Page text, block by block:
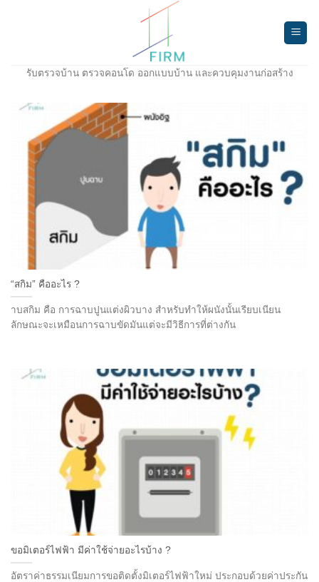
รับตรวจบ้าน ตรวจคอนโด ออกแบบบ้าน และควบคุมงานก่อสร้าง
“สกิม” คืออะไร ?
าบสกิม คือ การฉาบปูนแต่งผิวบาง สำหรับทำให้ผนังนั้นเรียบเนียน
ลักษณะจะเหมือนการฉาบขัดมันแต่จะมีวิธีการที่ต่างกัน
ขอมิเตอร์ไฟฟ้า มีค่าใช้จ่ายอะไรบ้าง ?
อัตราค่าธรรมเนียมการขอติดตั้งมิเตอร์ไฟฟ้าใหม่ ประกอบด้วยค่าประกัน